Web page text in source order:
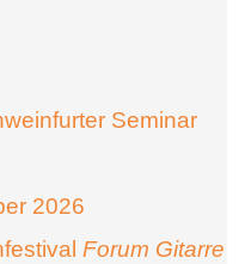
Seminar
2026
Forum Gitarre